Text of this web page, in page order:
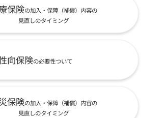
保険の加入・保障（補償）内容の
見直しのタイミング
向保険の必要性ついて
保険の加入・保障（補償）内容の
見直しのタイミング